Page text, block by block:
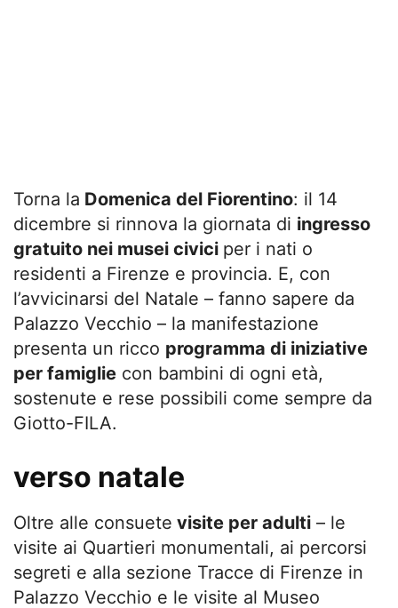
Torna la Domenica del Fiorentino: il 14
dicembre si rinnova la giornata di ingresso
gratuito nei musei civici per i nati o
residenti a Firenze e provincia. E, con
l’avvicinarsi del Natale – fanno sapere da
Palazzo Vecchio – la manifestazione
presenta un ricco programma di iniziative
per famiglie con bambini di ogni età,
sostenute e rese possibili come sempre da
Giotto-FILA.
verso natale
Oltre alle consuete visite per adulti – le
visite ai Quartieri monumentali, ai percorsi
segreti e alla sezione Tracce di Firenze in
Palazzo Vecchio e le visite al Museo